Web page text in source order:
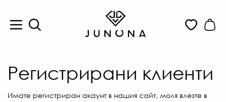
Регистрирани клиенти
Имате регистриран акаунт в нашия сайт, моля влезте в